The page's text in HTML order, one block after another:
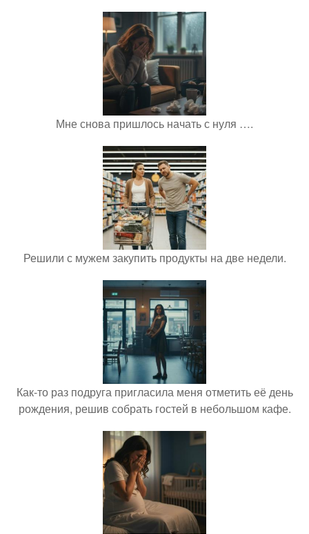
Мне снова пришлось начать с нуля ….
Решили с мужем закупить продукты на две недели.
Как-то раз подруга пригласила меня отметить её день
рождения, решив собрать гостей в небольшом кафе.